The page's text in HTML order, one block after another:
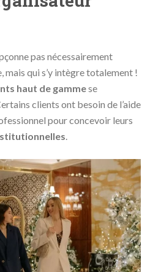
pas nécessairement
mais qui s’y intègre totalement !
haut de gammese
clients ont besoin de l’aide
pour concevoir leurs